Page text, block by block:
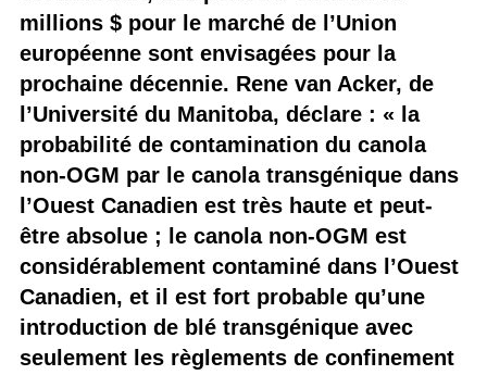
millions $ pour le marché de l’Union
européenne sont envisagées pour la
prochaine décennie. Rene van Acker, de
l’Université du Manitoba, déclare : « la
probabilité de contamination du canola
non-OGM par le canola transgénique dans
l’Ouest Canadien est très haute et peut-
être absolue ; le canola non-OGM est
considérablement contaminé dans l’Ouest
Canadien, et il est fort probable qu’une
introduction de blé transgénique avec
seulement les règlements de confinement